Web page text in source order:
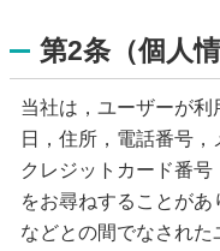
第2条（個人
当社は，ユーザーが利
日，住所，電話番号，
クレジットカード番
をお尋ねすることが
などとの間でなされ